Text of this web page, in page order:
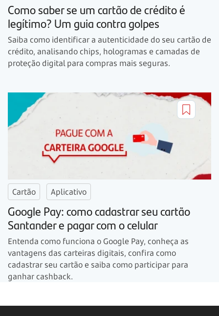
Como saber se um cartão de crédito é
legítimo? Um guia contra golpes
Saiba como identificar a autenticidade do seu cartão de
crédito, analisando chips, hologramas e camadas de
proteção digital para compras mais seguras.
Cartão Aplicativo
Google Pay: como cadastrar seu cartão
Santander e pagar com o celular
Entenda como funciona o Google Pay, conheça as
vantagens das carteiras digitais, confira como
cadastrar seu cartão e saiba como participar para
ganhar cashback.